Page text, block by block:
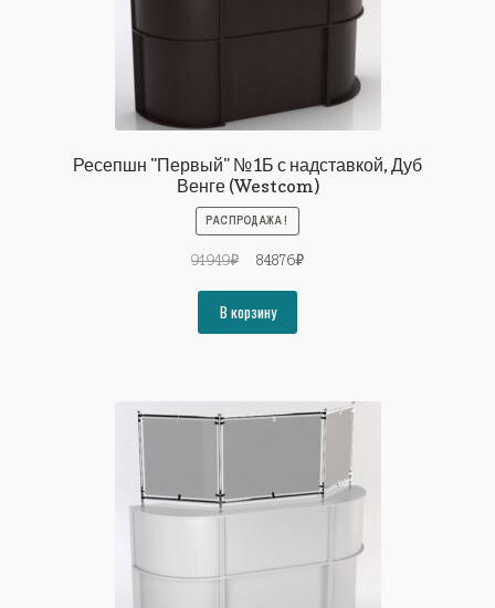
Ресепшн "Первый" №1Б с надставкой, Дуб
Венге (Westcom)
РАСПРОДАЖА!
91949₽
Первоначальная
составляла
91949₽.
84876₽Текущая
В корзину